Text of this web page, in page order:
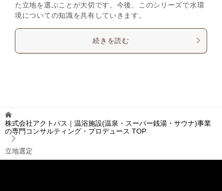
た立地を選ぶことが大切です。今後、このシリーズで水環
境についての知識を共有していきます。
続きを読む
株式会社アクトパス｜温浴施設(温泉・スーパー銭湯・サウナ)事業
の専門コンサルティング・プロデュース TOP
立地選定